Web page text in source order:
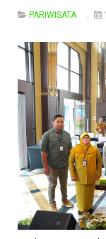
PARIWISATA